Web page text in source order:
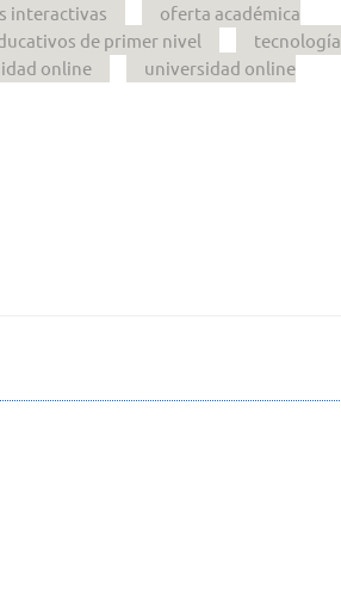
interactivas
oferta académica
de primer nivel
tecnología
online
universidad online